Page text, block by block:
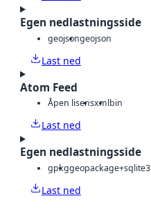
Egen nedlastningsside
geojsongeojson
Last ned
Atom Feed
Åpen lisensxmlbin
Last ned
Egen nedlastningsside
gpkggeopackage+sqlite3
Last ned